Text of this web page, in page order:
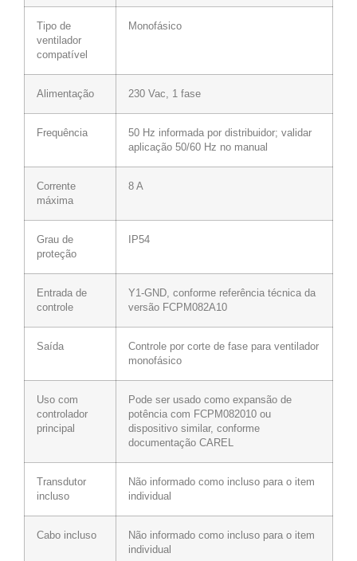
Tipo de
ventilador
compatível
Monofásico
Alimentação 230 Vac, 1 fase
Frequência
50 Hz informada por distribuidor; validar
aplicação 50/60 Hz no manual
Corrente
máxima
8 A
Grau de
proteção
IP54
Entrada de
controle
Y1-GND, conforme referência técnica da
versão FCPM082A10
Saída
Controle por corte de fase para ventilador
monofásico
Uso com
controlador
principal
Pode ser usado como expansão de
potência com FCPM082010 ou
dispositivo similar, conforme
documentação CAREL
Transdutor
incluso
Não informado como incluso para o item
individual
Cabo incluso
Não informado como incluso para o item
individual